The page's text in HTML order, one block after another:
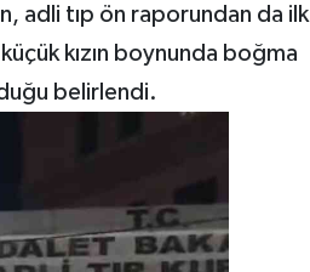
adli tıp ön raporundan da ilk
kızın boynunda boğma
belirlendi.